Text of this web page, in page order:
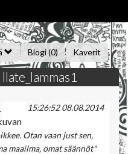
Blogi (0) Kaverit
Gallupit Saavutukset
15:26:52 08.08.2014
Otan vaan just sen,
maailma, omat säännöt"